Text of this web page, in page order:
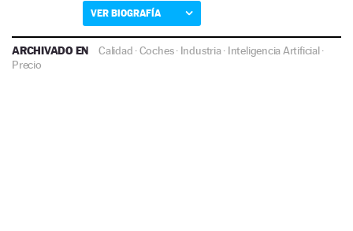
VER BIOGRAFÍA
ARCHIVADO EN Calidad ·Coches· Industria· Inteligencia Artificial·
Precio